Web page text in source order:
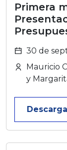
Primera
30 de
Mauricio
y